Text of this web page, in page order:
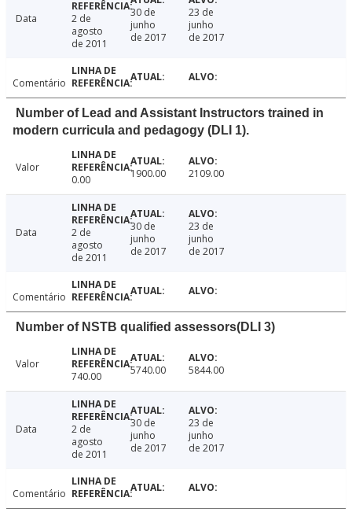
Data
2 de
agosto
de 2011
30 de
junho
de 2017
23 de
junho
de 2017
Comentário
Number of Lead and Assistant Instructors trained in
modern curricula and pedagogy (DLI 1).
Valor
0.00
1900.00 2109.00
Data
2 de
agosto
de 2011
30 de
junho
de 2017
23 de
junho
de 2017
Comentário
Number of NSTB qualified assessors(DLI 3)
Valor
740.00
5740.00 5844.00
Data
2 de
agosto
de 2011
30 de
junho
de 2017
23 de
junho
de 2017
Comentário